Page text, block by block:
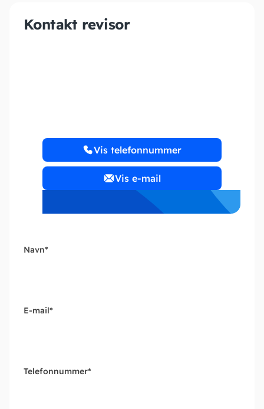
Kontakt revisor
Vis telefonnummer
Vis e-mail
Navn*
E-mail*
Telefonnummer*